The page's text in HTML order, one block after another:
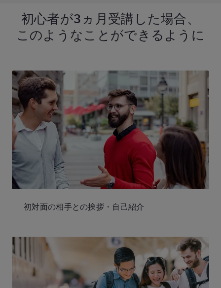
初心者が3ヵ月受講した場合、
このようなことができるように
初対面の相手との挨拶・自己紹介